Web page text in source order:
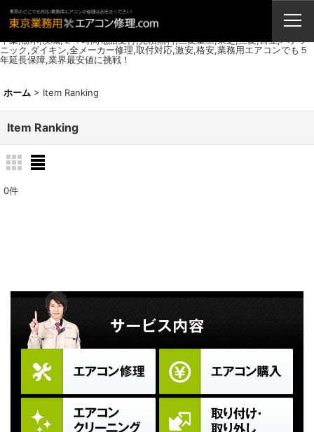
城）
業務用エアコン,修理,取付工事,販売,エアコンクリーニング,東京,埼玉,神奈川,
千葉,栃木,茨城,２４時間電話受付,見積無料,三菱重工,東芝,三菱,日立,パナソ
ニック,ダイキン,全メーカー修理,取付対応,激安,格安,業務用エアコンでも５
年延長保障,業界最安値に挑戦！
ホーム > Item Ranking
Item Ranking
0件